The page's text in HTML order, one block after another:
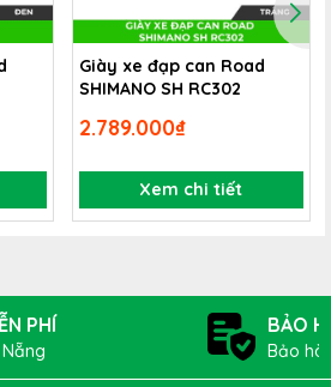
Giày xe đạp can Road
SHIMANO SH RC302
2.789.000₫
Xem chi tiết
PHÍ BẢO
Bảo